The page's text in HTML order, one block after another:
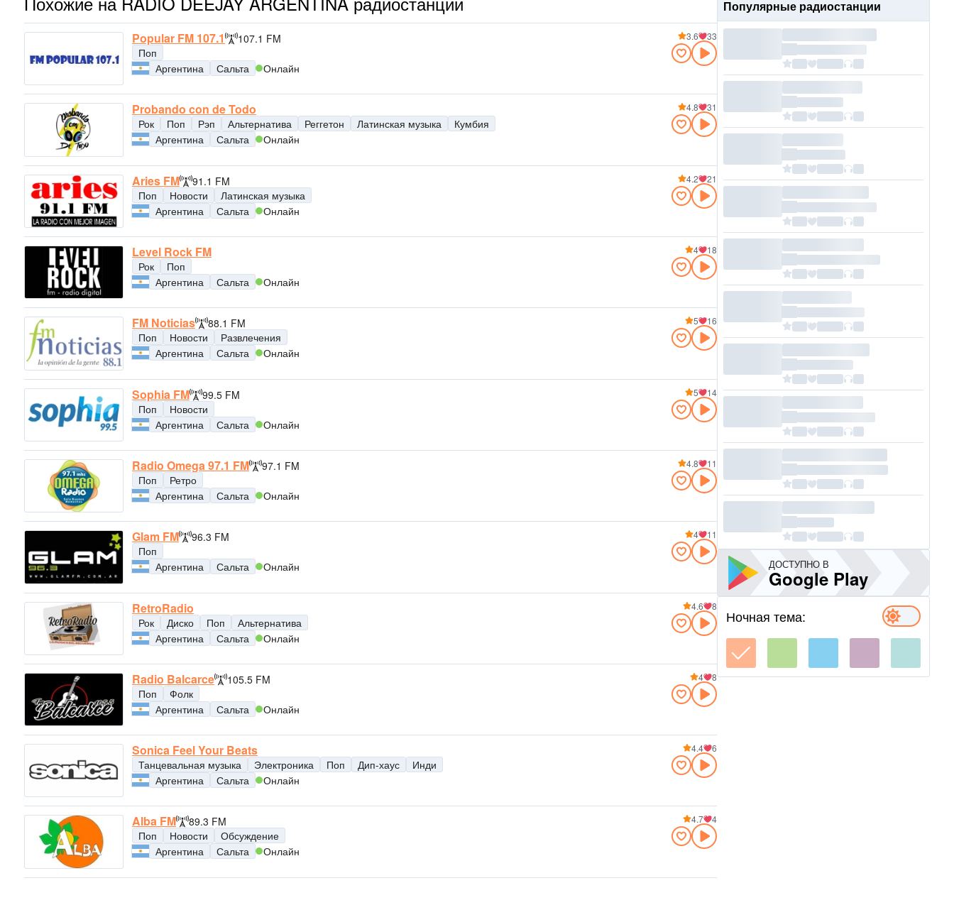
Popular FM 107.1
107.1 FM
Поп
Аргентина
Сальта Онлайн
3.6 33
Probando con de Todo
Рок Поп Рэп Альтернатива Реггетон Латинская музыка
Кумбия
Аргентина
Сальта Онлайн
4.8 31
Aries FM
91.1 FM
Поп
Новости
Латинская музыка
Аргентина
Сальта Онлайн
4.2 21
Level Rock FM
Рок
Поп
Аргентина
Сальта Онлайн
4 18
FM Noticias
88.1 FM
Поп
Новости
Развлечения
Аргентина
Сальта Онлайн
5 16
Sophia FM
99.5 FM
Поп
Новости
Аргентина
Сальта Онлайн
5 14
Radio Omega 97.1 FM
97.1 FM
Поп
Ретро
Аргентина
Сальта Онлайн
4.8 11
Glam FM
96.3 FM
Поп
Аргентина
Сальта Онлайн
4 11
RetroRadio
Рок Диско Поп
Альтернатива
Аргентина
Сальта Онлайн
4.6 8
Radio Balcarce
105.5 FM
Поп
Фолк
Аргентина
Сальта Онлайн
4 8
Sonica Feel Your Beats
Танцевальная музыка Электроника Поп Дип-хаус
Инди
Аргентина
Сальта Онлайн
4.4 6
Alba FM
89.3 FM
Поп
Новости
Обсуждение
Аргентина
Сальта Онлайн
4.7 4
Популярные радиостанции
ДОСТУПНО В
Google Play
Ночная тема: